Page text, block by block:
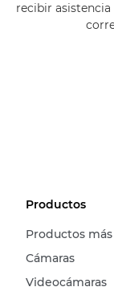
recibir
Productos
Productos
Cámaras
Videocámaras